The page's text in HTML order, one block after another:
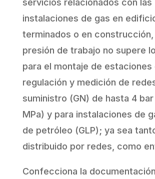
servicios relacionados con las
instalaciones de gas en
terminados o en construcción,
presión de trabajo no supere
para el montaje de estaciones
regulación y medición de
suministro (GN) de hasta 4
MPa) y para instalaciones de
de petróleo (GLP); ya sea
distribuido por redes, como
Confecciona la